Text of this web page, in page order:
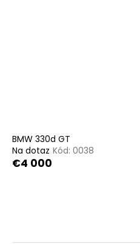
BMW 330d GT
Na dotaz Kód: 0038
€4 000